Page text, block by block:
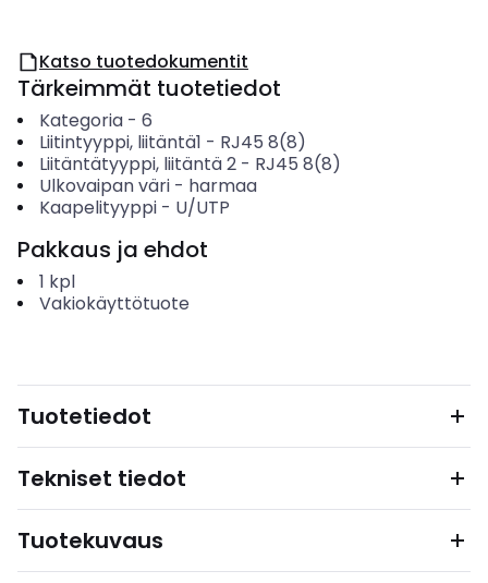
Katso tuotedokumentit
Tärkeimmät tuotetiedot
Kategoria- 6
Liitintyyppi, liitäntä1 - RJ45 8(8)
Liitäntätyyppi, liitäntä 2- RJ45 8(8)
Ulkovaipan väri- harmaa
Kaapelityyppi- U/UTP
Pakkaus ja ehdot
1 kpl
Vakiokäyttötuote
Tuotetiedot
Tekniset tiedot
Tuotekuvaus